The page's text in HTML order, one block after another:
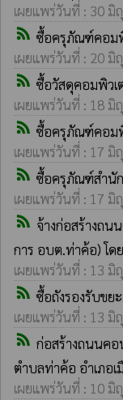
เผยแพร่วันที่ : 30 มิ
rss_feed ซื้อครุภัณฑ์คอมพิ
เผยแพร่วันที่ : 20 มิ
rss_feed ซื้อวัสดุคอมพิวเ
เผยแพร่วันที่ : 18 มิ
rss_feed ซื้อครุภัณฑ์คอมพิ
เผยแพร่วันที่ : 17 มิ
rss_feed ซื้อครุภัณฑ์สำนัก
เผยแพร่วันที่ : 17 มิ
rss_feed จ้างก่อสร้างถน
การ อบต.ท่าค้อ) โด
เผยแพร่วันที่ : 13 มิ
rss_feed ซื้อถังรองรับขย
เผยแพร่วันที่ : 13 มิ
rss_feed ก่อสร้างถนนคอ
ตำบลท่าค้อ อำเภอ
เผยแพร่วันที่ : 10 มิ